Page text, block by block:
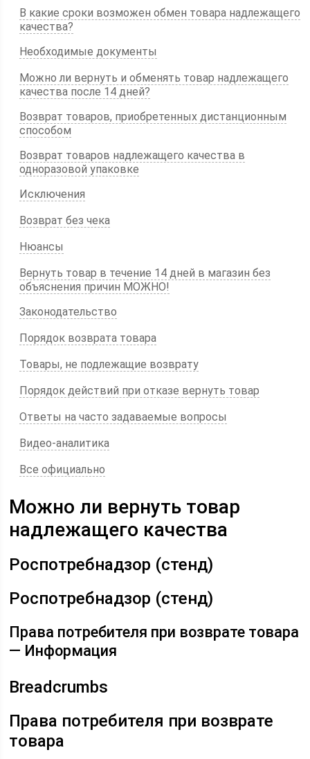
В какие сроки возможен обмен товара надлежащего
качества?
Необходимые документы
Можно ли вернуть и обменять товар надлежащего
качества после 14 дней?
Возврат товаров, приобретенных дистанционным
способом
Возврат товаров надлежащего качества в
одноразовой упаковке
Исключения
Возврат без чека
Нюансы
Вернуть товар в течение 14 дней в магазин без
объяснения причин МОЖНО!
Законодательство
Порядок возврата товара
Товары, не подлежащие возврату
Порядок действий при отказе вернуть товар
Ответы на часто задаваемые вопросы
Видео-аналитика
Все официально
Можно ли вернуть товар
надлежащего качества
Роспотребнадзор (стенд)
Роспотребнадзор (стенд)
Права потребителя при возврате товара
— Информация
Breadcrumbs
Права потребителя при возврате
товара